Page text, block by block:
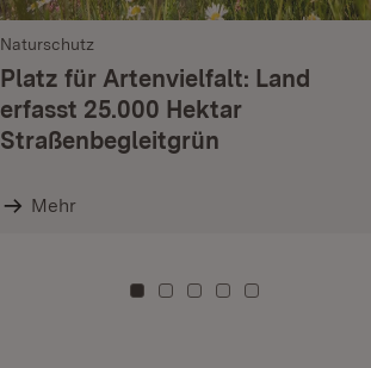
Naturschutz
Platz für Artenvielfalt: Land
erfasst 25.000 Hektar
Straßenbegleitgrün
Mehr
Zu Kachel: 0
Zu Kachel: 3
Zu Kachel: 6
Zu Kachel: 9
Zu Kachel: 12